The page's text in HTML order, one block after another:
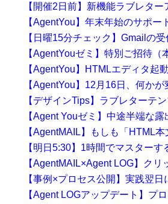
【開催2日前】新機能ラブレタ
【AgentYou】年末年始のサポー
【日曜15分チェック】Gmailの
【AgentYouゼミ】特別ご招待
【AgentYou】HTMLエディタ起
【AgentYou】12月16日、何か
【デザインTips】ラブレターテ
【Agent Youゼミ】中途半端な
【AgentMAIL】もしも「HTML
【明日5:30】1時間でマスター
【AgentMAIL×Agent LOG】ク
【事例×プロセス公開】実践翌
【Agent LOGアップデート】プ